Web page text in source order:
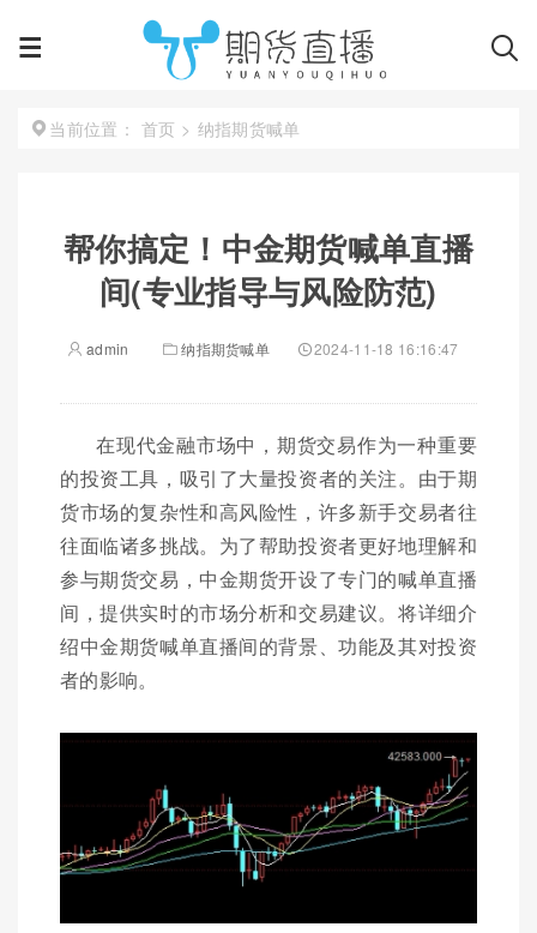
当前位置： 首页 > 纳指期货喊单
帮你搞定！中金期货喊单直播
间(专业指导与风险防范)
admin 纳指期货喊单 2024-11-18 16:16:47
在现代金融市场中，期货交易作为一种重要
的投资工具，吸引了大量投资者的关注。由于期
货市场的复杂性和高风险性，许多新手交易者往
往面临诸多挑战。为了帮助投资者更好地理解和
参与期货交易，中金期货开设了专门的喊单直播
间，提供实时的市场分析和交易建议。将详细介
绍中金期货喊单直播间的背景、功能及其对投资
者的影响。